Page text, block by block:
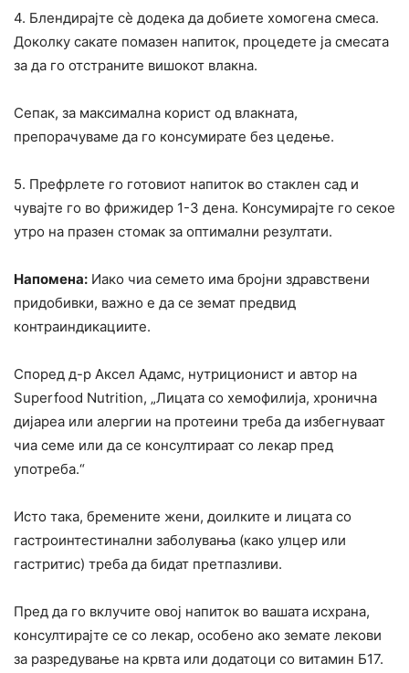
4. Блендирајте сè додека да добиете хомогена смеса.
Доколку сакате помазен напиток, процедете ја смесата
за да го отстраните вишокот влакна.
Сепак, за максимална корист од влакната,
препорачуваме да го консумирате без цедење.
5. Префрлете го готовиот напиток во стаклен сад и
чувајте го во фрижидер 1-3 дена. Консумирајте го секое
утро на празен стомак за оптимални резултати.
Напомена: Иако чиа семето има бројни здравствени
придобивки, важно е да се земат предвид
контраиндикациите.
Според д-р Аксел Адамс, нутриционист и автор на
Superfood Nutrition, „Лицата со хемофилија, хронична
дијареа или алергии на протеини треба да избегнуваат
чиа семе или да се консултираат со лекар пред
употреба.“
Исто така, бремените жени, доилките и лицата со
гастроинтестинални заболувања (како улцер или
гастритис) треба да бидат претпазливи.
Пред да го вклучите овој напиток во вашата исхрана,
консултирајте се со лекар, особено ако земате лекови
за разредување на крвта или додатоци со витамин Б17.